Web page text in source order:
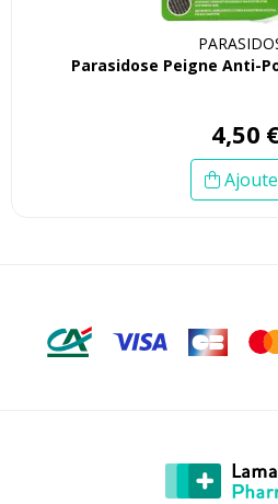
Parasidose Peigne Anti-
4,50